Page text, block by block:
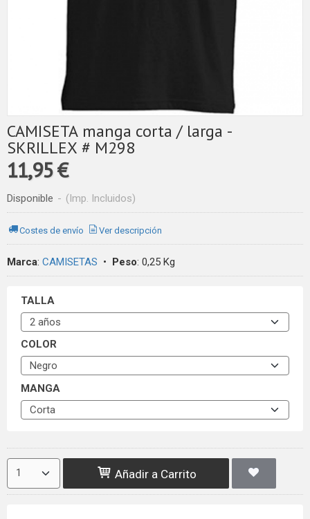
CAMISETA manga corta / larga -
SKRILLEX # M298
11,95 €
Disponible - (Imp. Incluidos)
Costes de envío Ver descripción
Marca: CAMISETAS • Peso: 0,25 Kg
TALLA
COLOR
MANGA
Añadir a Carrito